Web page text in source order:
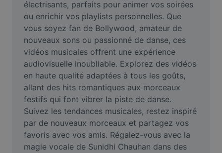
AI Inpainting
Face Cutout
Vidéo
Suppression de l'arrière-plan de vidéos
Amélioration de la qualité
Éditeur de vidéos
Couper une vidéo
électrisants, parfaits pour animer vos soirées
ou enrichir vos playlists personnelles. Que
vous soyez fan de Bollywood, amateur de
nouveaux sons ou passionné de danse, ces
vidéos musicales offrent une expérience
audiovisuelle inoubliable. Explorez des vidéos
en haute qualité adaptées à tous les goûts,
allant des hits romantiques aux morceaux
festifs qui font vibrer la piste de danse.
Suivez les tendances musicales, restez inspiré
par de nouveaux morceaux et partagez vos
favoris avec vos amis. Régalez-vous avec la
magie vocale de Sunidhi Chauhan dans des